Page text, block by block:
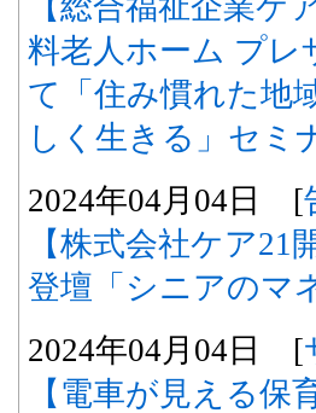
料老人ホーム プレ
て「住み慣れた地
しく生きる」セミ
2024年04月04日 [
【株式会社ケア21
登壇「シニアのマ
2024年04月04日 [
【電車が見える保